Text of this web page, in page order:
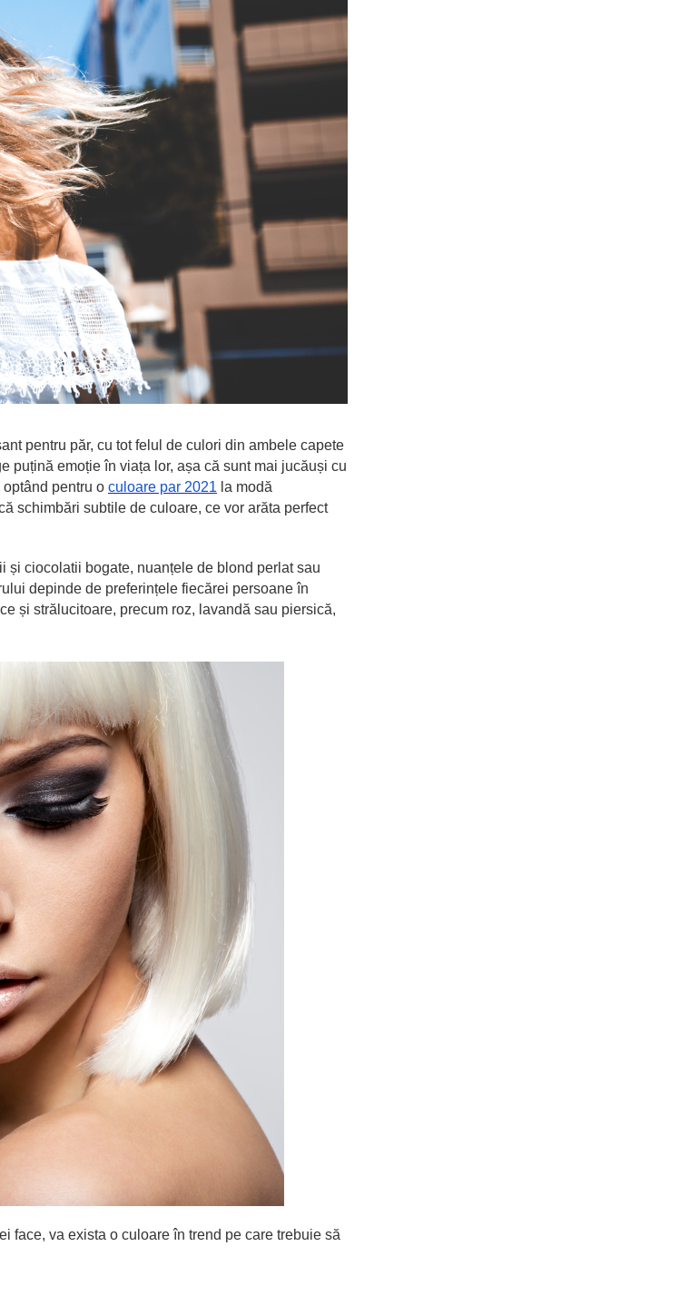
pentru păr, cu tot felul de culori din ambele capete
puțină emoție în viața lor, așa că sunt mai jucăuși cu
pentru o culoare par 2021 la modă
schimbări subtile de culoare, ce vor arăta perfect
și ciocolatii bogate, nuanțele de blond perlat sau
depinde de preferințele fiecărei persoane în
și strălucitoare, precum roz, lavandă sau piersică,
face, va exista o culoare în trend pe care trebuie să